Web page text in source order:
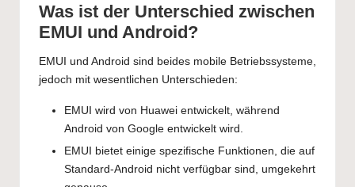
Was ist der Unterschied zwischen
EMUI und Android?
EMUI und Android sind beides mobile Betriebssysteme,
jedoch mit wesentlichen Unterschieden:
EMUI wird von Huawei entwickelt, während
Android von Google entwickelt wird.
EMUI bietet einige spezifische Funktionen, die auf
Standard-Android nicht verfügbar sind, umgekehrt